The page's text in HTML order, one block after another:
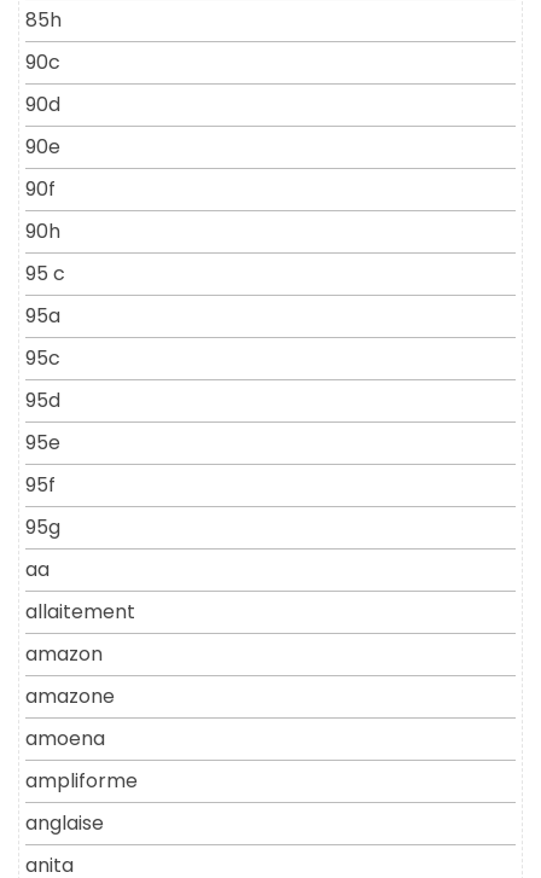
85h
90c
90d
90e
90f
90h
95 c
95a
95c
95d
95e
95f
95g
aa
allaitement
amazon
amazone
amoena
ampliforme
anglaise
anita